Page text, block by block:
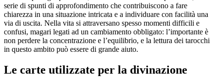
serie di spunti di approfondimento che contribuiscono a fare
chiarezza in una situazione intricata e a individuare con facilità una
via di uscita. Nella vita si attraversano spesso momenti difficili e
confusi, magari legati ad un cambiamento obbligato: l’importante è
non perdere la concentrazione e l’equilibrio, e la lettura dei tarocchi
in questo ambito può essere di grande aiuto.
Le carte utilizzate per la divinazione